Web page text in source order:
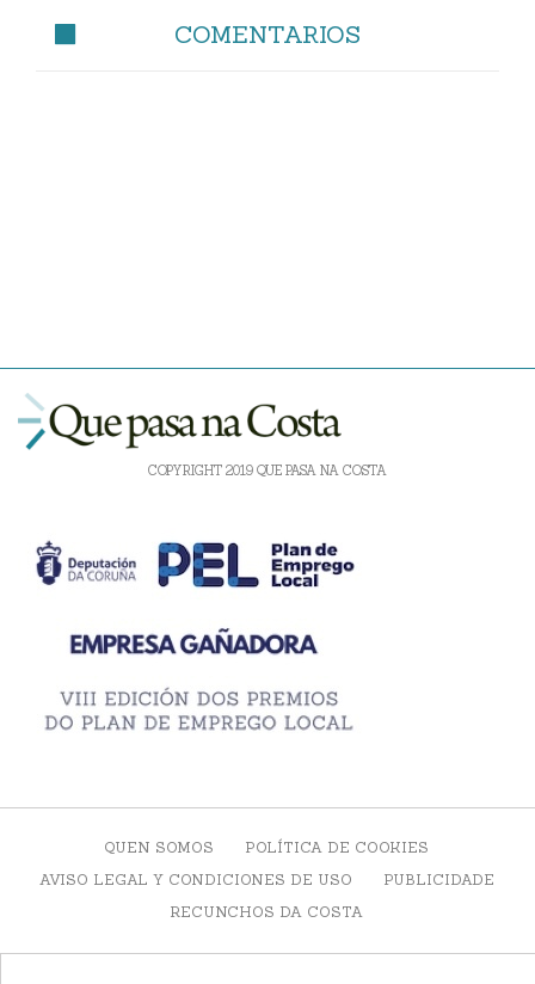
COMENTARIOS
COPYRIGHT 2019 QUE PASA NA COSTA
QUEN SOMOS
POLÍTICA DE COOKIES
AVISO LEGAL Y CONDICIONES DE USO
PUBLICIDADE
RECUNCHOS DA COSTA